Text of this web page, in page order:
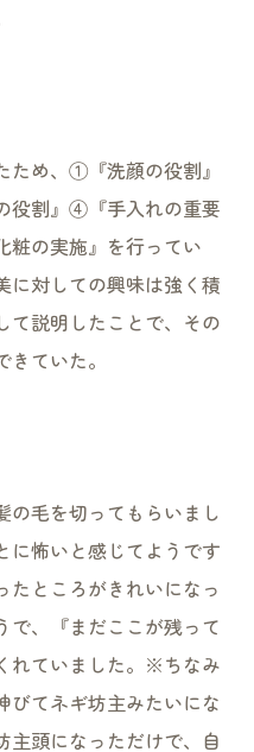
ため、①『洗顔の役割』
割』④『手入れの重要
の実施』を行ってい
に対しての興味は強く積
説明したことで、その
ていた。
の毛を切ってもらいまし
に怖いと感じてようです
たところがきれいになっ
で、『まだここが残って
れていました。※ちなみ
びてネギ坊主みたいにな
主頭になっただけで、自